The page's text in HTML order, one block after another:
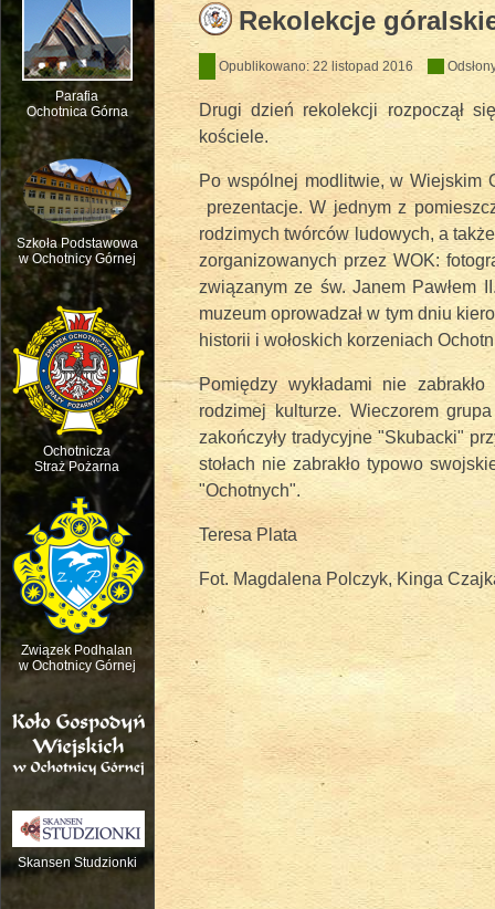
Parafia
Ochotnica Górna
Szkoła Podstawowa
w Ochotnicy Górnej
Ochotnicza
Straż Pożarna
Związek Podhalan
w Ochotnicy Górnej
Skansen Studzionki
Dziecięcy Teatr Muzyczny HEJO w
Msza św. w intencji ruchu
Święto dziecięcej Radości - Dzień
Rekolekcje
Opublikowano: 22 listopad 2016
Drugi dzień rekolekcji rozpoczął
kościele.
Po wspólnej modlitwie, w Wiejskim
prezentacje. W jednym z
rodzimych twórców ludowych, a
zorganizowanych przez WOK:
związanym ze św. Janem Pawłem
muzeum oprowadzał w tym dniu
historii i wołoskich korzeniach
Pomiędzy wykładami nie
rodzimej kulturze. Wieczorem
zakończyły tradycyjne "Skubacki"
stołach nie zabrakło typowo
"Ochotnych".
Teresa Plata
Fot. Magdalena Polczyk, Kinga